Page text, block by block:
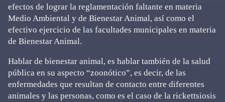
efectos de lograr la reglamentación faltante en materia
Medio Ambiental y de Bienestar Animal, así como el
efectivo ejercicio de las facultades municipales en materia
de Bienestar Animal.
Hablar de bienestar animal, es hablar también de la salud
pública en su aspecto “zoonótico”, es decir, de las
enfermedades que resultan de contacto entre diferentes
animales y las personas, como es el caso de la rickettsiosis